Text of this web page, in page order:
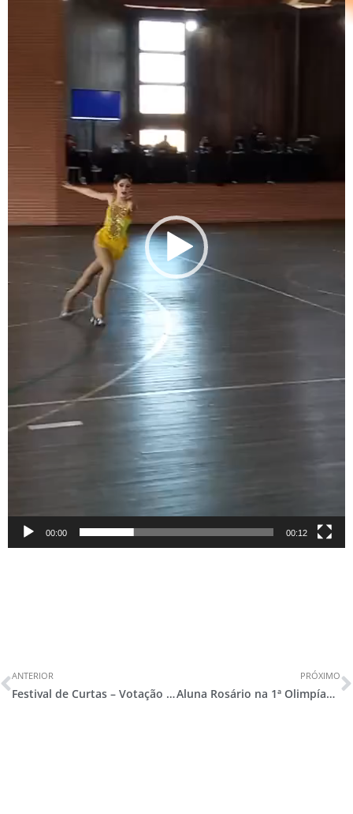
00:00 00:12
ANTERIOR
Festival de Curtas – Votação aberta!
PRÓXIMO
Aluna Rosário na 1ª Olimpíada Nacional de História Aberta para Todos